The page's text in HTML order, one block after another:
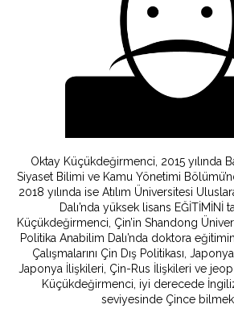
Oktay Küçükdeğirmenci, 2015 yılında
Siyaset Bilimi ve Kamu Yönetimi
2018 yılında ise Atılım Üniversitesi
Dalı’nda yüksek lisans EĞİTİMİNİ
Küçükdeğirmenci, Çin’in Shandong
Politika Anabilim Dalı’nda doktora
Çalışmalarını Çin Dış Politikası,
Japonya İlişkileri, Çin-Rus İlişkileri ve
Küçükdeğirmenci, iyi derecede
seviyesinde Çince